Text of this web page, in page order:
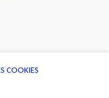
COOKIES